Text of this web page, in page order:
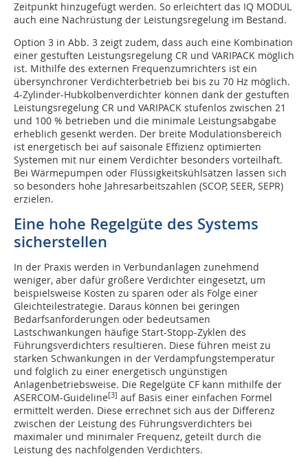
Zeitpunkt hinzugefügt werden. So erleichtert das IQ MODUL
auch eine Nachrüstung der Leistungsregelung im Bestand.
Option 3 in Abb. 3 zeigt zudem, dass auch eine Kombination
einer gestuften Leistungsregelung CR und VARIPACK möglich
ist. Mithilfe des externen Frequenzumrichters ist ein
übersynchroner Verdichterbetrieb bei bis zu 70 Hz möglich.
4-Zylinder-Hubkolbenverdichter können dank der gestuften
Leistungsregelung CR und VARIPACK stufenlos zwischen 21
und 100 % betrieben und die minimale Leistungsabgabe
erheblich gesenkt werden. Der breite Modulationsbereich
ist energetisch bei auf saisonale Effizienz optimierten
Systemen mit nur einem Verdichter besonders vorteilhaft.
Bei Wärmepumpen oder Flüssigkeitskühlsätzen lassen sich
so besonders hohe Jahresarbeitszahlen (SCOP, SEER, SEPR)
erzielen.
Eine hohe Regelgüte des Systems
sicherstellen
In der Praxis werden in Verbundanlagen zunehmend
weniger, aber dafür größere Verdichter eingesetzt, um
beispielsweise Kosten zu sparen oder als Folge einer
Gleichteilestrategie. Daraus können bei geringen
Bedarfsanforderungen oder bedeutsamen
Lastschwankungen häufige Start-Stopp-Zyklen des
Führungsverdichters resultieren. Diese führen meist zu
starken Schwankungen in der Verdampfungstemperatur
und folglich zu einer energetisch ungünstigen
Anlagenbetriebsweise. Die Regelgüte CF kann mithilfe der
ASERCOM-Guideline[3] auf Basis einer einfachen Formel
ermittelt werden. Diese errechnet sich aus der Differenz
zwischen der Leistung des Führungsverdichters bei
maximaler und minimaler Frequenz, geteilt durch die
Leistung des nachfolgenden Verdichters.